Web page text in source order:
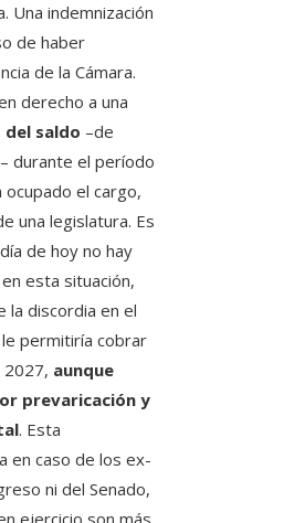
Una indemnización
de haber
de la Cámara.
derecho a una
del saldo –de
durante el período
el cargo,
una legislatura. Es
de hoy no hay
esta situación,
la discordia en el
permitiría cobrar
2027, aunque
prevaricación y
. Esta
en caso de los ex-
ni del Senado,